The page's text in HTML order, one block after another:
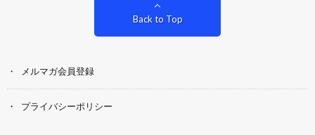
Back to Top
メルマガ会員登録
プライバシーポリシー